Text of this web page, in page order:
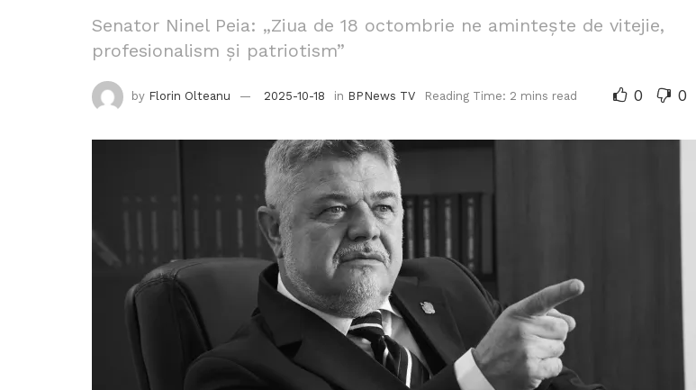
Senator Ninel Peia: „Ziua de 18 octombrie ne amintește de vitejie,
profesionalism și patriotism”
by Florin Olteanu 2025-10-18 in BPNews TV Reading Time: 2 mins read 0 0